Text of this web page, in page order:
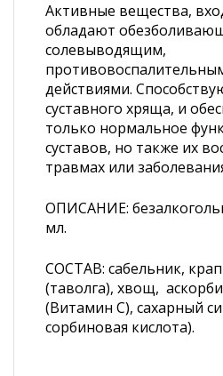
Активные вещества,
обладают
солевыводящим,
действиями.
суставного хряща, и
только нормальное
суставов, но также их
травмах или
ОПИСАНИЕ:
мл.
СОСТАВ: сабельник,
(таволга), хвощ,
(Витамин С), сахарный
сорбиновая кислота).